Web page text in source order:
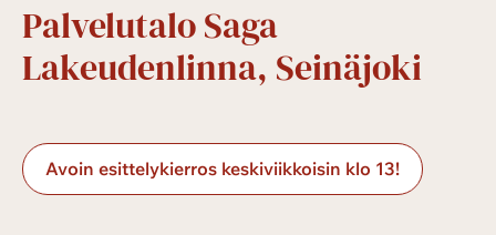
Palvelutalo Saga
Lakeudenlinna, Seinäjoki
Avoin esittelykierros keskiviikkoisin klo 13!